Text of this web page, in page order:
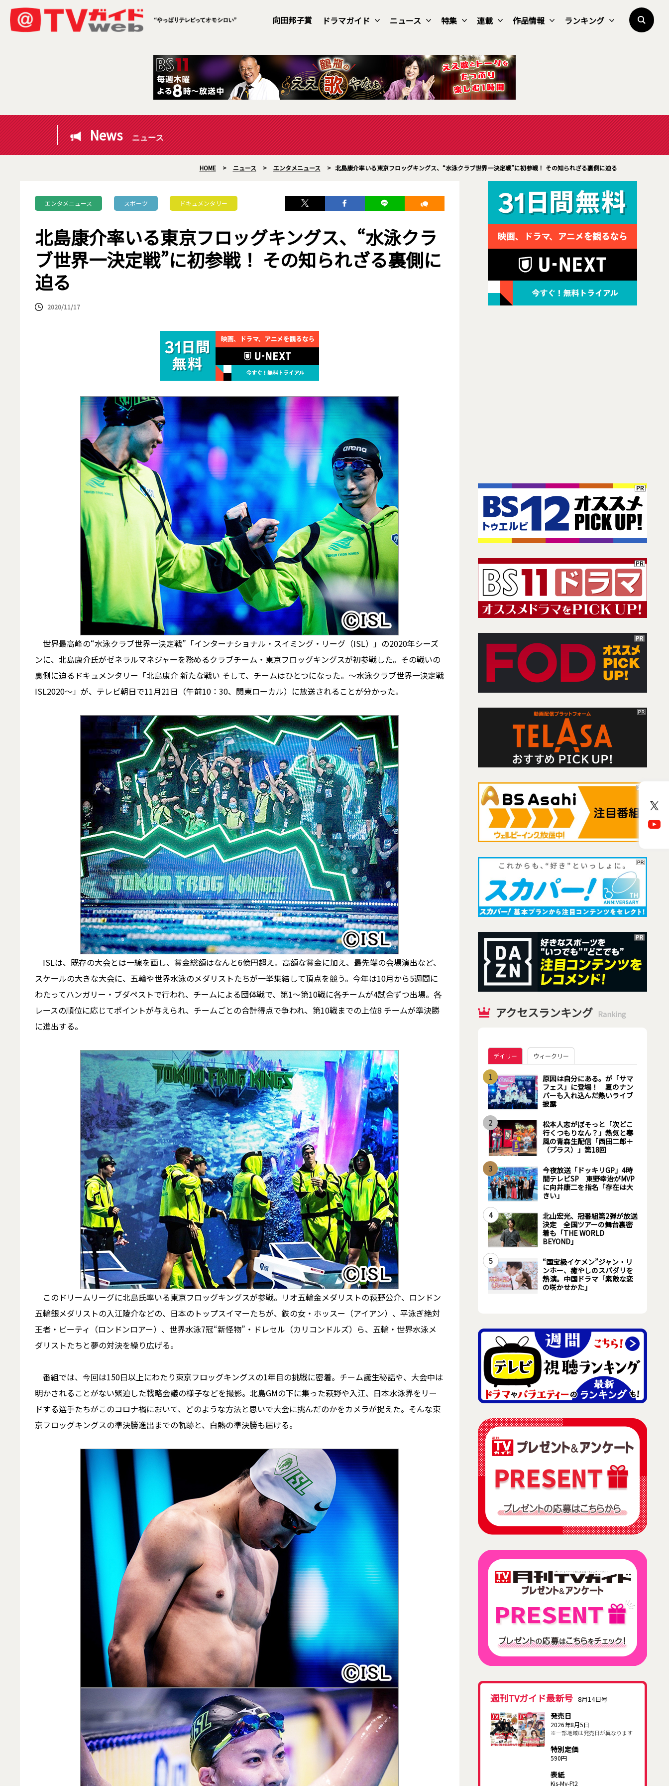
向田邦子賞 ドラマガイド ニュース 特集 連載 作品情報 ランキング
News ニュース
HOME > ニュース > エンタメニュース > 北島康介率いる東京フロッグキングス、“水泳クラブ世界一決定戦”に初参戦！ その知られざる裏側に迫る
エンタメニュース スポーツ ドキュメンタリー
北島康介率いる東京フロッグキングス、“水泳クラ
ブ世界一決定戦”に初参戦！ その知られざる裏側に
迫る
2020/11/17
世界最高峰の“水泳クラブ世界一決定戦”「インターナショナル・スイミング・リーグ（ISL）」の2020年シーズ
ンに、北島康介氏がゼネラルマネジャーを務めるクラブチーム・東京フロッグキングスが初参戦した。その戦いの
裏側に迫るドキュメンタリー「北島康介 新たな戦い そして、チームはひとつになった。～水泳クラブ世界一決定戦
ISL2020～」が、テレビ朝日で11月21日（午前10：30、関東ローカル）に放送されることが分かった。
ISLは、既存の大会とは一線を画し、賞金総額はなんと6億円超え。高額な賞金に加え、最先端の会場演出など、
スケールの大きな大会に、五輪や世界水泳のメダリストたちが一挙集結して頂点を競う。今年は10月から5週間に
わたってハンガリー・ブダペストで行われ、チームによる団体戦で、第1～第10戦に各チームが4試合ずつ出場。各
レースの順位に応じてポイントが与えられ、チームごとの合計得点で争われ、第10戦までの上位8 チームが準決勝
に進出する。
このドリームリーグに北島氏率いる東京フロッグキングスが参戦。リオ五輪金メダリストの萩野公介、ロンドン
五輪銀メダリストの入江陵介などの、日本のトップスイマーたちが、鉄の女・ホッスー（アイアン）、平泳ぎ絶対
王者・ピーティ（ロンドンロアー）、世界水泳7冠“新怪物”・ドレセル（カリコンドルズ）ら、五輪・世界水泳メ
ダリストたちと夢の対決を繰り広げる。
番組では、今回は150日以上にわたり東京フロッグキングスの1年目の挑戦に密着。チーム誕生秘話や、大会中は
明かされることがない緊迫した戦略会議の様子などを撮影。北島GMの下に集った萩野や入江、日本水泳界をリー
ドする選手たちがこのコロナ禍において、どのような方法と思いで大会に挑んだのかをカメラが捉えた。そんな東
京フロッグキングスの準決勝進出までの軌跡と、白熱の準決勝も届ける。
アクセスランキング Ranking
デイリー ウィークリー
1
原因は自分にある。が「サマ
フェス」に登場！ 夏のナン
バーも入れ込んだ熱いライブ
披露
2
松本人志がぼそっと「次どこ
行くつもりなん？」熱気と寒
風の青森生配信「西田二郎＋
（プラス）」第18回
3
今夜放送「ドッキリGP」4時
間テレビSP 東野幸治がMVP
に向井康二を指名「存在は大
きい」
4
北山宏光、冠番組第2弾が放送
決定 全国ツアーの舞台裏密
着も「THE WORLD
BEYOND」
5
“国宝級イケメン”ジャン・リ
ンホー、癒やしのスパダリを
熱演。中国ドラマ「素敵な恋
の咲かせかた」
週刊TVガイド最新号 8月14日号
発売日
2026年8月5日
※一部地域は発売日が異なります
特別定価
590円
表紙
Kis-My-Ft2